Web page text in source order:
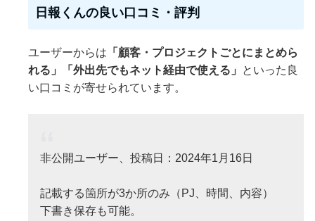
日報くんの良い口コミ・評判
ユーザーからは 「顧客・プロジェクトごとにまとめら
れる」「外出先でもネット経由で使える」
といった良
い口コミが寄せられています。
非公開ユーザー、投稿日：2024年1月16日
記載する箇所が3か所のみ（PJ、時間、内容）
下書き保存も可能。